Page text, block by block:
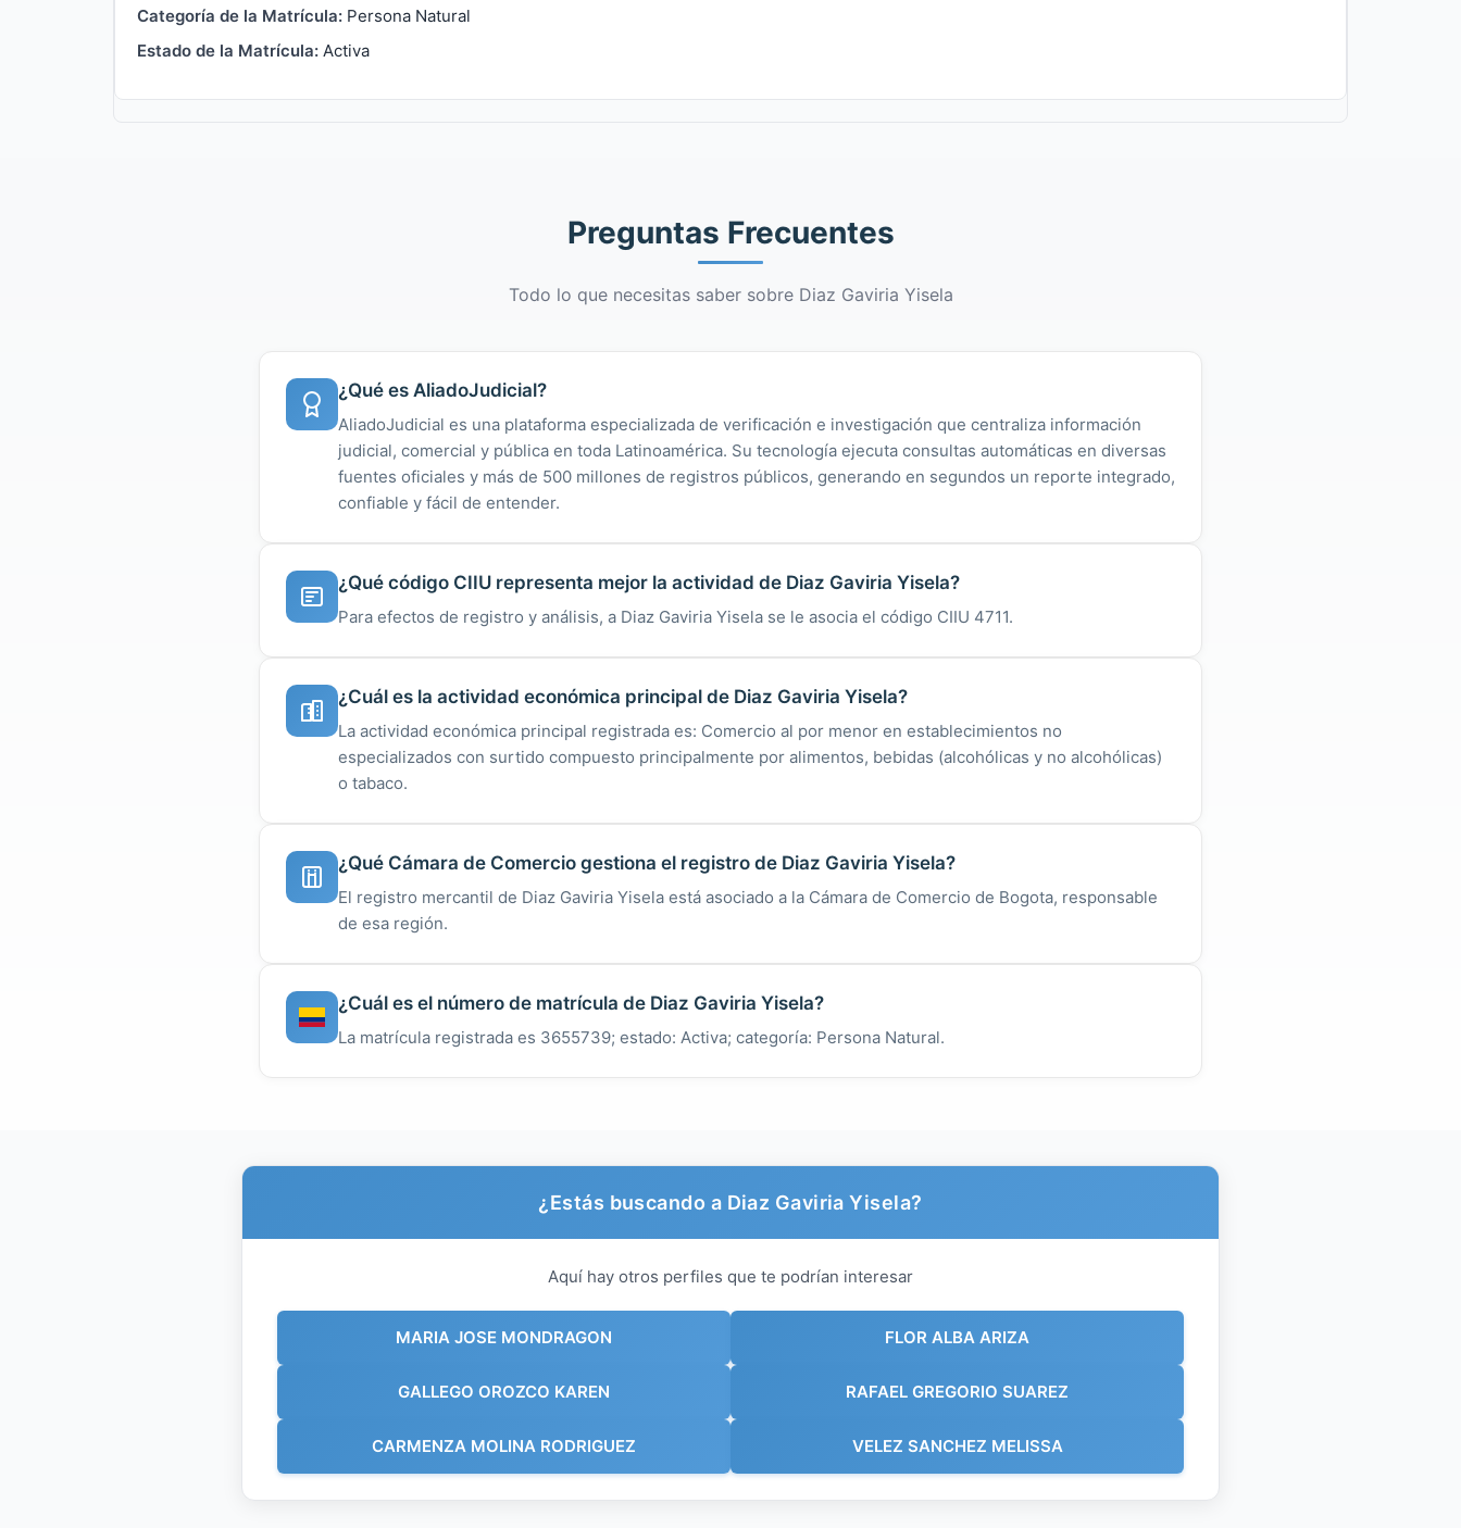
Categoría de la Matrícula: Persona Natural
Estado de la Matrícula: Activa
Preguntas Frecuentes
Todo lo que necesitas saber sobre Diaz Gaviria Yisela
¿Qué es AliadoJudicial?
AliadoJudicial es una plataforma especializada de verificación e investigación que centraliza información
judicial, comercial y pública en toda Latinoamérica. Su tecnología ejecuta consultas automáticas en diversas
fuentes oficiales y más de 500 millones de registros públicos, generando en segundos un reporte integrado,
confiable y fácil de entender.
¿Qué código CIIU representa mejor la actividad de Diaz Gaviria Yisela?
Para efectos de registro y análisis, a Diaz Gaviria Yisela se le asocia el código CIIU 4711.
¿Cuál es la actividad económica principal de Diaz Gaviria Yisela?
La actividad económica principal registrada es: Comercio al por menor en establecimientos no
especializados con surtido compuesto principalmente por alimentos, bebidas (alcohólicas y no alcohólicas)
o tabaco.
¿Qué Cámara de Comercio gestiona el registro de Diaz Gaviria Yisela?
El registro mercantil de Diaz Gaviria Yisela está asociado a la Cámara de Comercio de Bogota, responsable
de esa región.
¿Cuál es el número de matrícula de Diaz Gaviria Yisela?
La matrícula registrada es 3655739; estado: Activa; categoría: Persona Natural.
¿Estás buscando a Diaz Gaviria Yisela?
Aquí hay otros perfiles que te podrían interesar
MARIA JOSE MONDRAGON
GALLEGO OROZCO KAREN
CARMENZA MOLINA RODRIGUEZ
FLOR ALBA ARIZA
RAFAEL GREGORIO SUAREZ
VELEZ SANCHEZ MELISSA